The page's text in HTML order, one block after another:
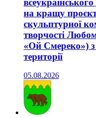
на кращу
скульптурної
творчості
«Ой Смереко») з
території
05.08.2026